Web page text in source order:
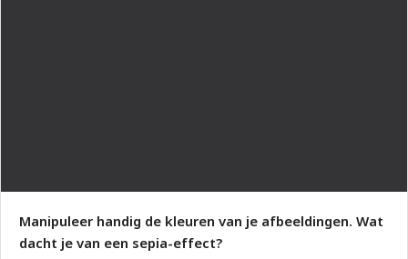
Manipuleer handig de kleuren van je afbeeldingen. Wat
dacht je van een sepia-effect?